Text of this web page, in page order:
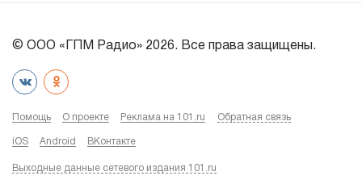
© ООО «ГПМ Радио» 2026. Все права защищены.
Помощь О проекте Реклама на 101.ru Обратная связь
iOS Android ВКонтакте
Выходные данные сетевого издания 101.ru